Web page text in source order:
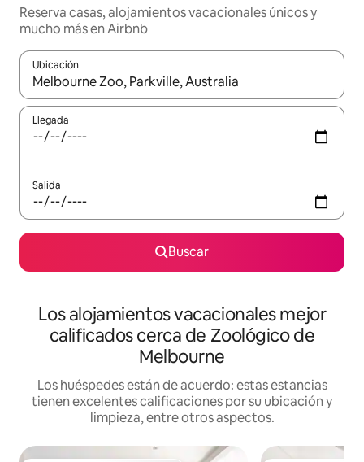
Reserva casas, alojamientos vacacionales únicos y
mucho más en Airbnb
Ubicación
Cuando los resultados estén disponibles, podrás navegar
Llegada
Salida
Buscar
Los alojamientos vacacionales mejor
calificados cerca de Zoológico de
Melbourne
Los huéspedes están de acuerdo: estas estancias
tienen excelentes calificaciones por su ubicación y
limpieza, entre otros aspectos.